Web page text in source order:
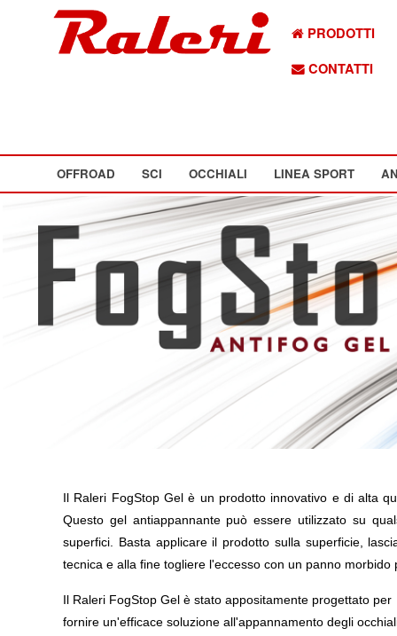
PRODOTTI
CONTATTI
OFFROAD SCI OCCHIALI LINEA SPORT
Il Raleri FogStop Gel è un prodotto innovativo e di alta
Questo gel antiappannante può essere utilizzato su
superfici. Basta applicare il prodotto sulla superficie,
tecnica e alla fine togliere l'eccesso con un panno
Il Raleri FogStop Gel è stato appositamente progettato per
fornire un'efficace soluzione all'appannamento degli